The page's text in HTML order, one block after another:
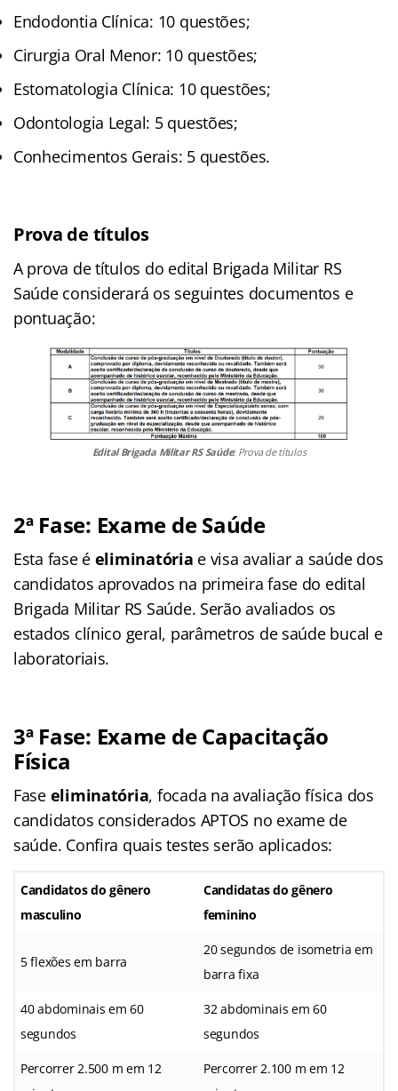
Endodontia Clínica: 10 questões;
Cirurgia Oral Menor: 10 questões;
Estomatologia Clínica: 10 questões;
Odontologia Legal: 5 questões;
Conhecimentos Gerais: 5 questões.
Prova de títulos
A prova de títulos do edital Brigada Militar RS
Saúde considerará os seguintes documentos e
pontuação:
Edital Brigada Militar RS Saúde: Prova de títulos
2ª Fase: Exame de Saúde
Esta fase é eliminatória e visa avaliar a saúde dos
candidatos aprovados na primeira fase do edital
Brigada Militar RS Saúde. Serão avaliados os
estados clínico geral, parâmetros de saúde bucal e
laboratoriais.
3ª Fase: Exame de Capacitação
Física
Fase eliminatória, focada na avaliação física dos
candidatos considerados APTOS no exame de
saúde. Confira quais testes serão aplicados:
Candidatos do gênero
masculino
Candidatas do gênero
feminino
5 flexões em barra
20 segundos de isometria em
barra fixa
40 abdominais em 60
segundos
32 abdominais em 60
segundos
Percorrer 2.500 m em 12
Percorrer 2.100 m em 12